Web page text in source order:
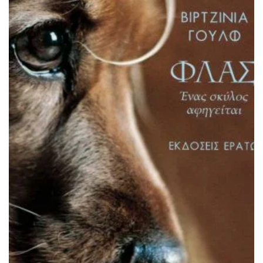
ΠΡΟΣΘΉΚΗ ΣΤΟ ΚΑΛΆΘΙ